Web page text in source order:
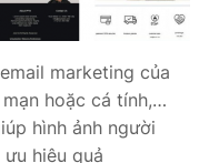
marketing của
hoặc cá tính,…
hình ảnh người
hiệu quả